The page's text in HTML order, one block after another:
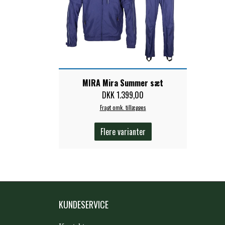
MIRA Mira Summer sæt
DKK 1.399,00
Fragt omk. tillægges
Flere varianter
KUNDESERVICE